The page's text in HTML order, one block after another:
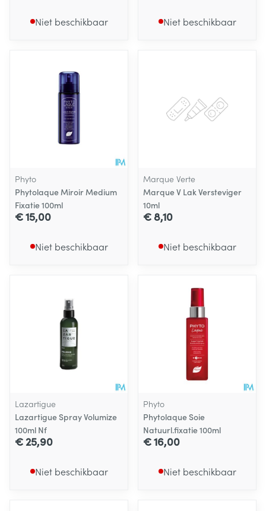
Niet beschikbaar Niet beschikbaar
Phyto
Phytolaque Miroir Medium
Fixatie 100ml
€ 15,00
Niet beschikbaar
Marque Verte
Marque V Lak Versteviger
10ml
€ 8,10
Niet beschikbaar
Lazartigue
Lazartigue Spray Volumize
100ml Nf
€ 25,90
Niet beschikbaar
Phyto
Phytolaque Soie
Natuurl.fixatie 100ml
€ 16,00
Niet beschikbaar